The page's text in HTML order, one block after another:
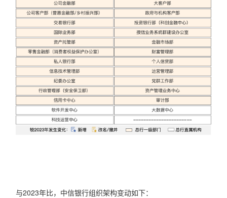
与2023年比，中信银行组织架构变动如下：